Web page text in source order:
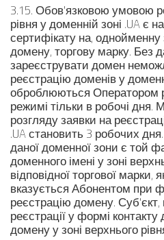
3.15. Обов'язковою умовою
рівня у доменній зоні .UA є
сертифікату на,
домену, торгову марку. Без
зареєструвати домен
реєстрацію доменів у
оброблюються Оператором
режимі тільки в робочі дня.
розгляду заявки на
.UA становить 3 робочих
даної доменної зони є той
доменного імені у зоні
відповідної торгової марки,
вказується Абонентом при
реєстрацію домену.
реєстрації у формі
домену у зоні верхнього